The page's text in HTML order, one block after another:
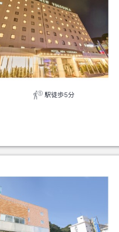
駅徒歩5分